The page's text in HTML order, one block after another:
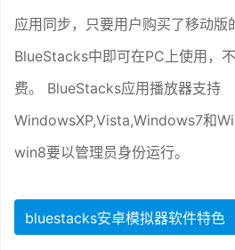
应用同步，只要用户购买了移动版
BlueStacks中即可在PC上使用，
费。 BlueStacks应用播放器支持
WindowsXP,Vista,Windows7和
win8要以管理员身份运行。
bluestacks安卓模拟器软件特色